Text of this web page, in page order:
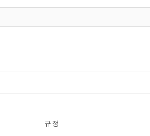
규정